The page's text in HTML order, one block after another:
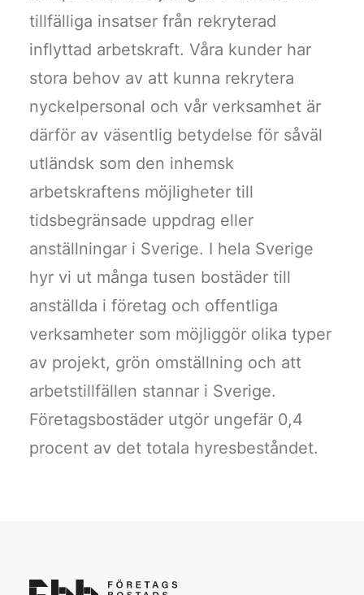
tillfälliga insatser från rekryterad
inflyttad arbetskraft. Våra kunder har
stora behov av att kunna rekrytera
nyckelpersonal och vår verksamhet är
därför av väsentlig betydelse för såväl
utländsk som den inhemsk
arbetskraftens möjligheter till
tidsbegränsade uppdrag eller
anställningar i Sverige. I hela Sverige
hyr vi ut många tusen bostäder till
anställda i företag och offentliga
verksamheter som möjliggör olika typer
av projekt, grön omställning och att
arbetstillfällen stannar i Sverige.
Företagsbostäder utgör ungefär 0,4
procent av det totala hyresbeståndet.